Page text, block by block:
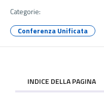
Categorie:
Conferenza Unificata
INDICE DELLA PAGINA